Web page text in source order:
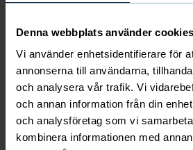
Denna webbplats använder cookies
Vi använder enhetsidentifierare för
annonserna till användarna,
och analysera vår trafik. Vi
och annan information från din
och analysföretag som vi
kombinera informationen med
Voit poistaa myös tietokoneellesi
selaimesi asetuksista.
Evästeiden asetusten
11:ssä:
Napsauta
valikosta Työkalut). Valitse